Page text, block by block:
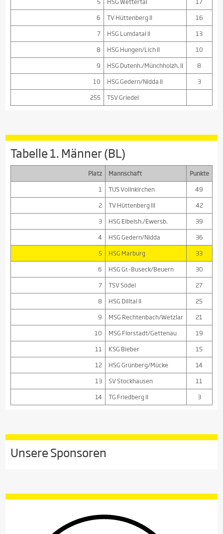
6
TV Hüttenberg II
16
7
HSG Lumdatal II
13
8
HSG Hungen/Lich II
10
9
HSG Dutenh./Münchholzh. II
8
10
HSG Gedern/Nidda II
3
255
TSV Griedel
Tabelle 1. Männer (BL)
Platz Mannschaft
Punkte
1
TUS Vollnkirchen
49
2
TV Hüttenberg III
42
3
HSG Eibelsh./Ewersb.
39
4
HSG Gedern/Nidda
36
5
HSG Marburg
33
6
HSG Gr.-Buseck/Beuern
30
7
TSV Södel
27
8
HSG Dilltal II
25
9
MSG Rechtenbach/Wetzlar
21
10
MSG Florstadt/Gettenau
19
11
KSG Bieber
15
12
HSG Grünberg/Mücke
14
13
SV Stockhausen
11
14
TG Friedberg II 3
Unsere Sponsoren